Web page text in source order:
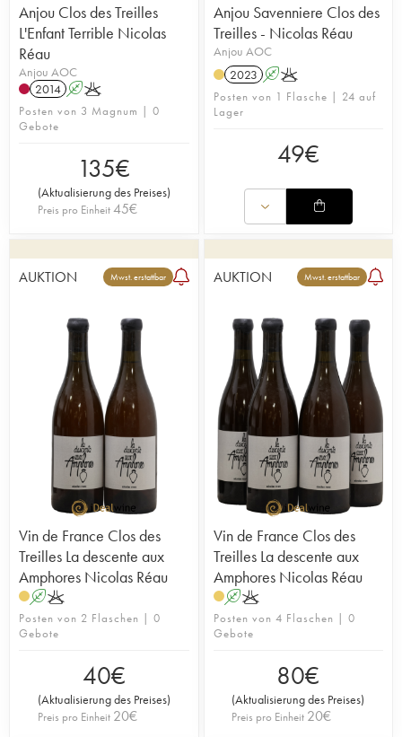
Anjou Clos des Treilles
L'Enfant Terrible Nicolas
Réau
Anjou AOC
2014 AK
Posten von 3 Magnum | 0
Gebote
135€
(Aktualisierung des Preises)
Preis pro Einheit45€
Anjou Savenniere Clos des
Treilles - Nicolas Réau
Anjou AOC
2023 AK
Posten von 1 Flasche | 24 auf
Lager
49€
AUKTION Mwst. erstattbar
Vin de France Clos des
Treilles La descente aux
Amphores Nicolas Réau
AK
Posten von 2 Flaschen | 0
Gebote
40€
(Aktualisierung des Preises)
Preis pro Einheit 20€
AUKTION Mwst. erstattbar
Vin de France Clos des
Treilles La descente aux
Amphores Nicolas Réau
AK
Posten von 4 Flaschen | 0
Gebote
80€
(Aktualisierung des Preises)
Preis pro Einheit 20€